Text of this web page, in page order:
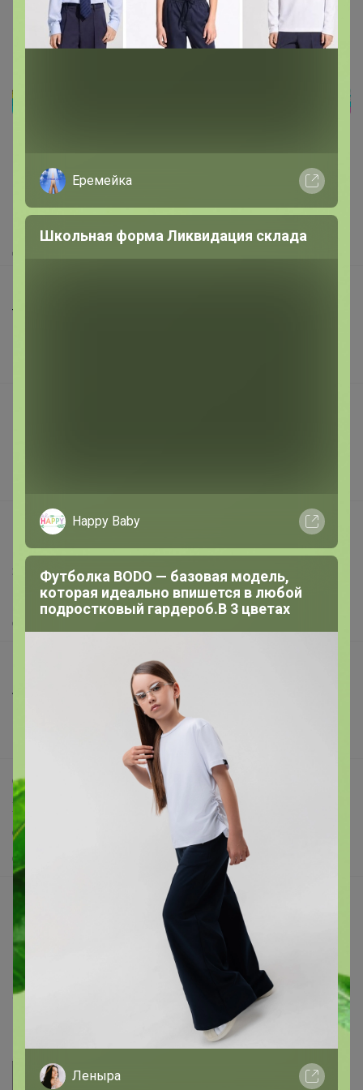
Как здесь все устроено?
Как сделать заказ?
Как получить?
Доставка
Торговые марки
support@24-ok.ru
Написать в поддержку
Защита покупателя
Помощь
О нас
Анонсы
Самое выгодное
Хиты продаж
Самое желанное
Самое быстрое
Начать зарабатывать с 24-ok
Picabox.ru - Лучшее место для ваших изображений
Розыгрыш - Генератор случайных чисел
Пульс нашего маркетплейса
Еремейка
Школьная форма Ликвидация склада
Happy Baby
Футболка BODO — базовая модель,
которая идеально впишется в любой
подростковый гардероб.В 3 цветах
Леныра